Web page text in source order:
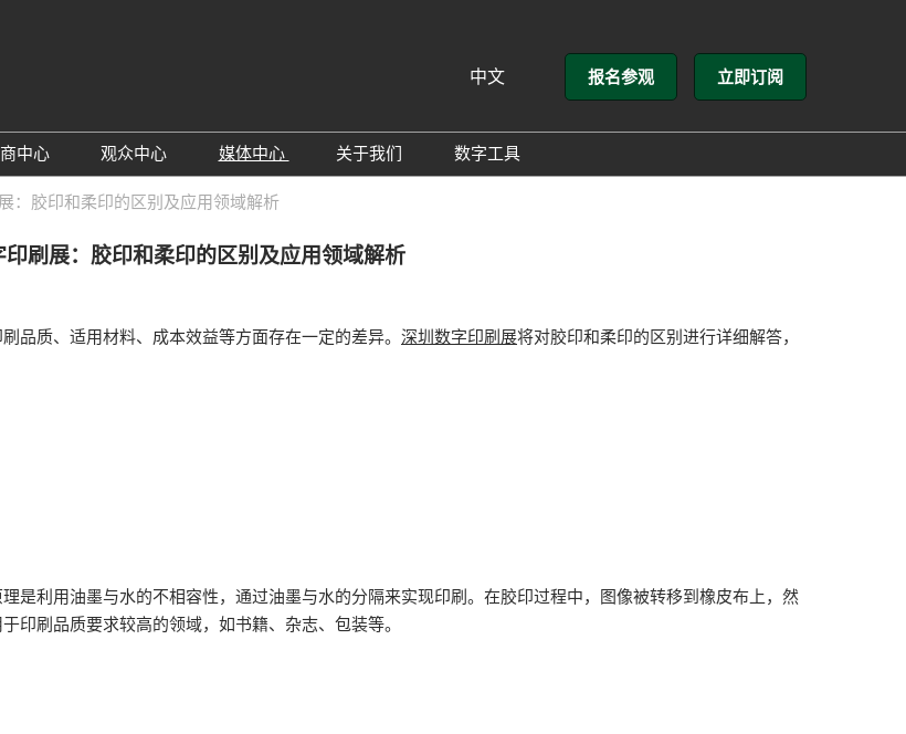
中文
English
报名参观 立即订阅
中心
展位预定
数字印刷包装创新论坛
观众中心
观众预登记
展商名单
观众增值服务
媒体中心
展会新闻
下载中心
关于我们
同期展会
数字工具
：胶印和柔印的区别及应用领域解析
刷展：胶印和柔印的区别及应用领域解析
质、适用材料、成本效益等方面存在一定的差异。 深圳数字印刷展将对胶印和柔印的区别进行详细解答，
利用油墨与水的不相容性，通过油墨与水的分隔来实现印刷。在胶印过程中，图像被转移到橡皮布上，然
印刷品质要求较高的领域，如书籍、杂志、包装等。